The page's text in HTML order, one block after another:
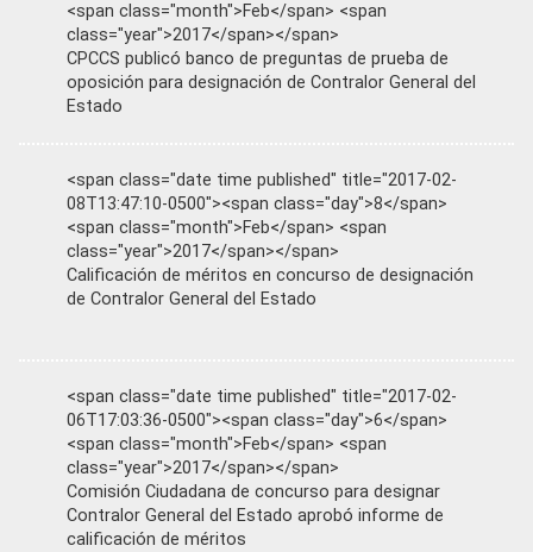
<span class="month">Feb</span> <span
class="year">2017</span></span>
CPCCS publicó banco de preguntas de prueba de
oposición para designación de Contralor General del
Estado
<span class="date time published" title="2017-02-
08T13:47:10-0500"><span class="day">8</span>
<span class="month">Feb</span> <span
class="year">2017</span></span>
Calificación de méritos en concurso de designación
de Contralor General del Estado
<span class="date time published" title="2017-02-
06T17:03:36-0500"><span class="day">6</span>
<span class="month">Feb</span> <span
class="year">2017</span></span>
Comisión Ciudadana de concurso para designar
Contralor General del Estado aprobó informe de
calificación de méritos